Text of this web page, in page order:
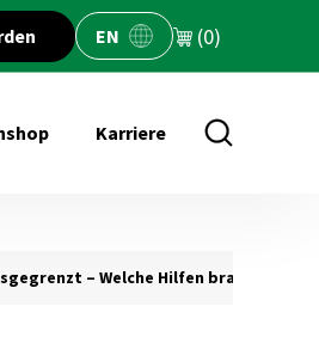
EN (0)
Untermenü öffnen für
Karriere
– Welche Hilfen brauchen